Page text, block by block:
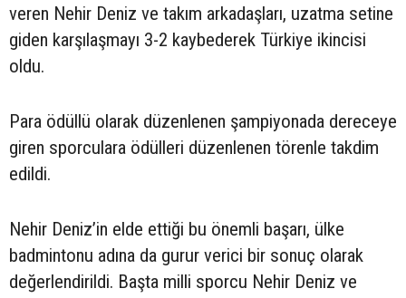
veren Nehir Deniz ve takım arkadaşları, uzatma setine
giden karşılaşmayı 3-2 kaybederek Türkiye ikincisi
oldu.
Para ödüllü olarak düzenlenen şampiyonada dereceye
giren sporculara ödülleri düzenlenen törenle takdim
edildi.
Nehir Deniz’in elde ettiği bu önemli başarı, ülke
badmintonu adına da gurur verici bir sonuç olarak
değerlendirildi. Başta milli sporcu Nehir Deniz ve